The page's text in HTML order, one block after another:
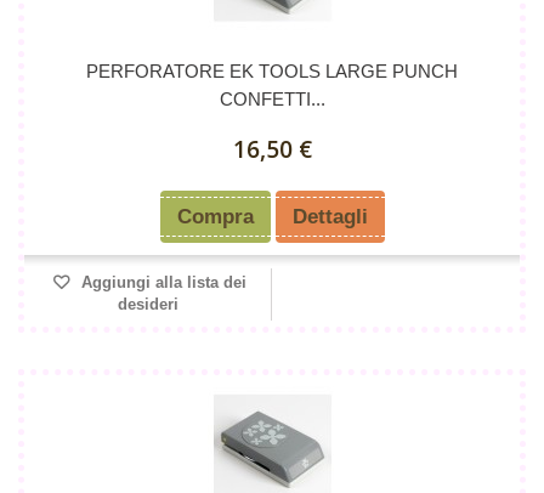
PERFORATORE EK TOOLS LARGE PUNCH
CONFETTI...
16,50 €
Compra Dettagli
Aggiungi alla lista dei
desideri